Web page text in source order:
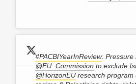
#PACBIYearInReview: Pressure
@EU_Commission to exclude
@HorizonEU research program